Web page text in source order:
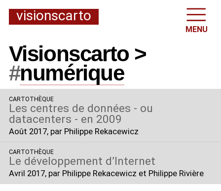
visionscarto
MENU
Visionscarto >
#numérique
CARTOTHÈQUE
Les centres de données - ou
datacenters - en 2009
Août 2017, par Philippe Rekacewicz
CARTOTHÈQUE
Le développement d’Internet
Avril 2017, par Philippe Rekacewicz et Philippe Rivière